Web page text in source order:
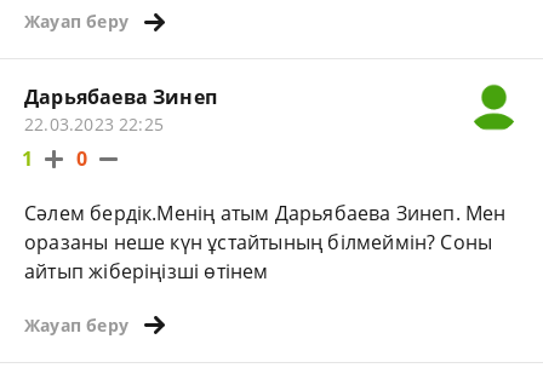
Жауап беру
Дарьябаева Зинеп
22.03.2023 22:25
1 0
Сәлем бердік.Менің атым Дарьябаева Зинеп. Мен
оразаны неше күн ұстайтының білмеймін? Соны
айтып жіберіңізші өтінем
Жауап беру